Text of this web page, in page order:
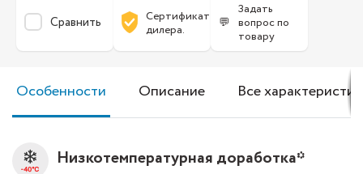
Сравнить
Сертификат
дилера.
💬
Задать
вопрос по
товару
Особенности Описание Все
Низкотемпературная доработка*